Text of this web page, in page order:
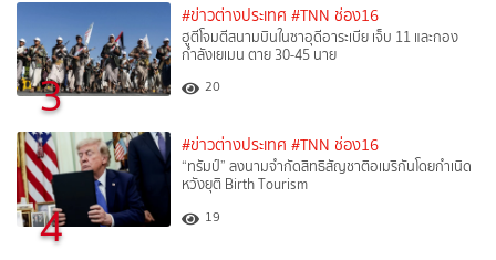
3
#ข่าวต่างประเทศ #TNN ช่อง16
ฮูตีโจมตีสนามบินในซาอุดีอาระเบีย เจ็บ 11 และกอง
กำลังเยเมน ตาย 30-45 นาย
20
4
#ข่าวต่างประเทศ #TNN ช่อง16
“ทรัมป์” ลงนามจำกัดสิทธิสัญชาติอเมริกันโดยกำเนิด
หวังยุติ Birth Tourism
19